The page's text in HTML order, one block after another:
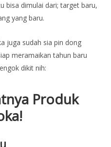
bisa dimulai dari; target baru,
yang baru.
juga sudah sia pin dong
meramaikan tahun baru
dikit nih:
Produk